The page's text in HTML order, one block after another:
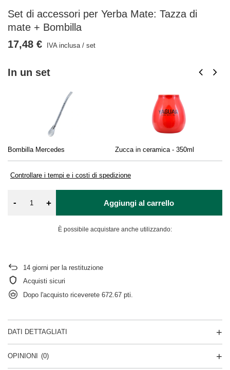
Set di accessori per Yerba Mate: Tazza di
mate + Bombilla
In un set
Bombilla Mercedes Zucca in ceramica - 350ml
Controllare i tempi e i costi di spedizione
17,48 € IVA inclusa/ set
- + Aggiungi al carrello
È possibile acquistare anche utilizzando:
14 giorni per la restituzione
Acquisti sicuri
Dopo l'acquisto riceverete 672.67 pti.
DATI DETTAGLIATI
OPINIONI (0)